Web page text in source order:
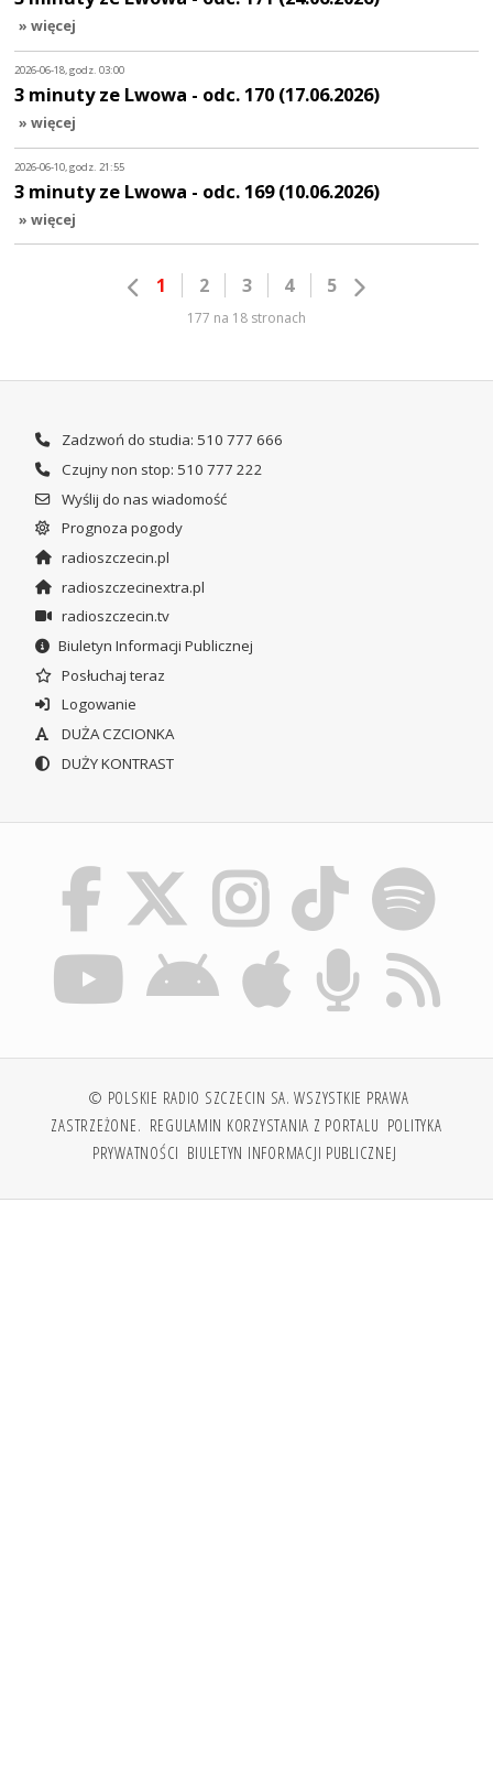
» więcej
2026-06-18, godz. 03:00
3 minuty ze Lwowa - odc. 170 (17.06.2026)
» więcej
2026-06-10, godz. 21:55
3 minuty ze Lwowa - odc. 169 (10.06.2026)
» więcej
1 2 3 4 5
177 na 18 stronach
Zadzwoń do studia: 510 777 666
Czujny non stop: 510 777 222
Wyślij do nas wiadomość
Prognoza pogody
radioszczecin.pl
radioszczecinextra.pl
radioszczecin.tv
Biuletyn Informacji Publicznej
Posłuchaj teraz
Logowanie
DUŻA CZCIONKA
DUŻY KONTRAST
© POLSKIE RADIO SZCZECIN SA. WSZYSTKIE PRAWA
ZASTRZEŻONE. REGULAMIN KORZYSTANIA Z PORTALU POLITYKA
PRYWATNOŚCI BIULETYN INFORMACJI PUBLICZNEJ